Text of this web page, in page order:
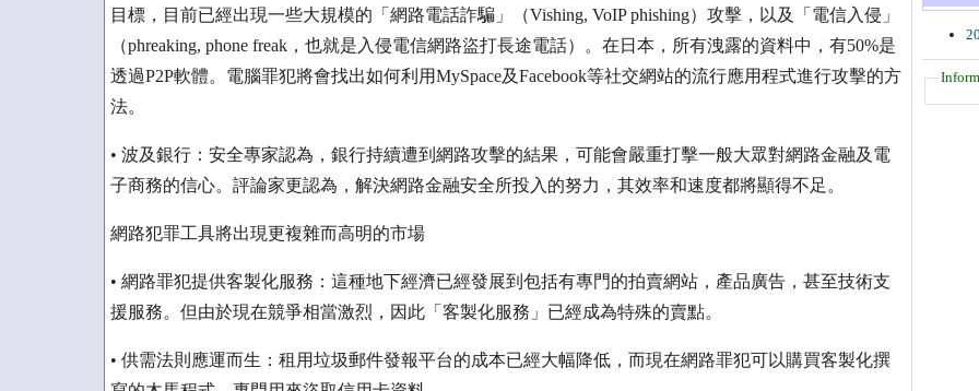
目標，目前已經出現一些大規模的「網路電話詐騙」（Vishing, VoIP phishing）攻擊，以及「電信入侵」
（phreaking, phone freak，也就是入侵電信網路盜打長途電話）。在日本，所有洩露的資料中，有50%是
透過P2P軟體。電腦罪犯將會找出如何利用MySpace及Facebook等社交網站的流行應用程式進行攻擊的方
法。
• 波及銀行：安全專家認為，銀行持續遭到網路攻擊的結果，可能會嚴重打擊一般大眾對網路金融及電
子商務的信心。評論家更認為，解決網路金融安全所投入的努力，其效率和速度都將顯得不足。
網路犯罪工具將出現更複雜而高明的市場
• 網路罪犯提供客製化服務：這種地下經濟已經發展到包括有專門的拍賣網站，產品廣告，甚至技術支
援服務。但由於現在競爭相當激烈，因此「客製化服務」已經成為特殊的賣點。
• 供需法則應運而生：租用垃圾郵件發報平台的成本已經大幅降低，而現在網路罪犯可以購買客製化撰